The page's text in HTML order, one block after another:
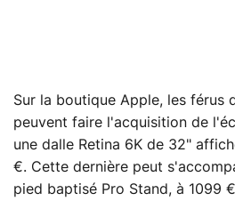
Sur la boutique Apple, les férus
peuvent faire l'acquisition de
une dalle Retina 6K de 32"
€. Cette dernière peut
pied baptisé Pro Stand, à 1099